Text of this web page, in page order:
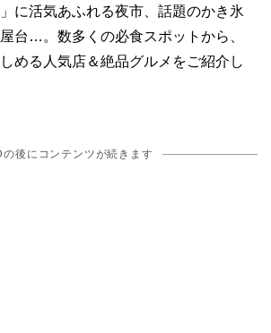
に活気あふれる夜市、話題のかき氷
台…。数多くの必食スポットから、
める人気店＆絶品グルメをご紹介し
の後にコンテンツが続きます